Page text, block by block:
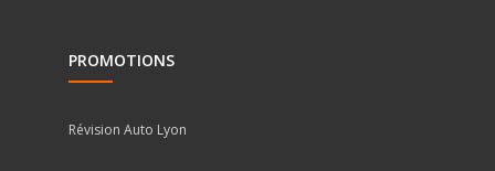
PROMOTIONS
Révision Auto Lyon